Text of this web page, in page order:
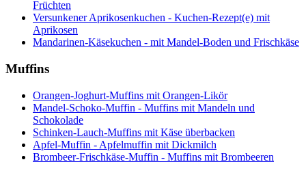
Früchten
Versunkener Aprikosenkuchen - Kuchen-Rezept(e) mit
Aprikosen
Mandarinen-Käsekuchen - mit Mandel-Boden und Frischkäse
Muffins
Orangen-Joghurt-Muffins mit Orangen-Likör
Mandel-Schoko-Muffin - Muffins mit Mandeln und
Schokolade
Schinken-Lauch-Muffins mit Käse überbacken
Apfel-Muffin - Apfelmuffin mit Dickmilch
Brombeer-Frischkäse-Muffin - Muffins mit Brombeeren